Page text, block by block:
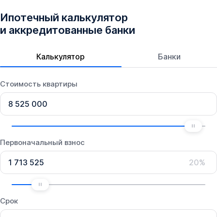
Ипотечный калькулятор
и аккредитованные банки
Калькулятор Банки
Стоимость квартиры
Первоначальный взнос
20%
Срок